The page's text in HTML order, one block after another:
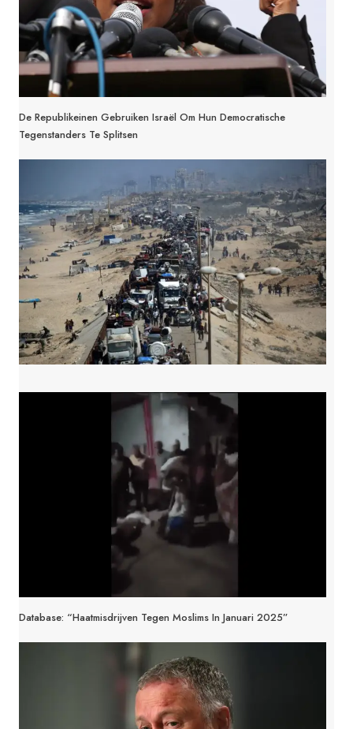
De Republikeinen Gebruiken Israël Om Hun Democratische
Tegenstanders Te Splitsen
Database: “Haatmisdrijven Tegen Moslims In Januari 2025”